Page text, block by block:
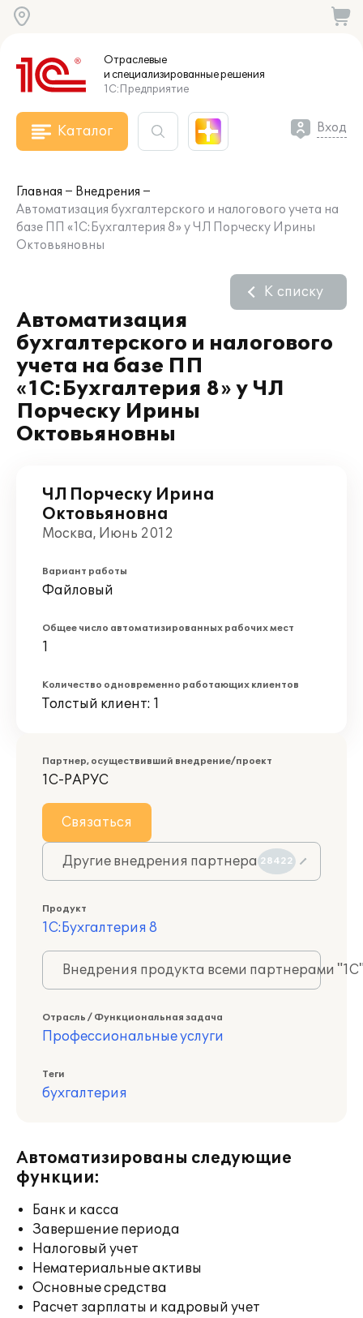
Отраслевые
и специализированныерешения
1С:Предприятие
Каталог Вход
Главная
Внедрения
Автоматизация бухгалтерского и налогового учета на
базе ПП «1С:Бухгалтерия 8» у ЧЛ Порческу Ирины
Октовьяновны
Автоматизация
бухгалтерского и налогового
учета на базе ПП
«1С:Бухгалтерия 8» у ЧЛ
Порческу Ирины
Октовьяновны
К списку
ЧЛ Порческу Ирина
Октовьяновна
Москва, Июнь 2012
Вариант работы
Файловый
Общее число автоматизированных рабочих мест
1
Количество одновременно работающих клиентов
Толстый клиент: 1
Партнер, осуществивший внедрение/проект
1С-РАРУС
Связаться
Другие внедрения партнера 28422
Продукт
1С:Бухгалтерия 8
Внедрения продукта всеми партнерами
Отрасль / Функциональная задача
Профессиональные услуги
Теги
бухгалтерия
Автоматизированы следующие
функции:
Банк и касса
Завершение периода
Налоговый учет
Нематериальные активы
Основные средства
Расчет зарплаты и кадровый учет